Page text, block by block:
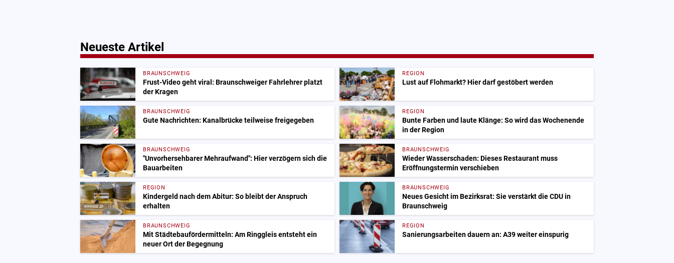
Neueste Artikel
BRAUNSCHWEIG
Frust-Video geht viral: Braunschweiger Fahrlehrer platzt
der Kragen
REGION
Lust auf Flohmarkt? Hier darf gestöbert werden
BRAUNSCHWEIG
Gute Nachrichten: Kanalbrücke teilweise freigegeben
REGION
Bunte Farben und laute Klänge: So wird das Wochenende
in der Region
BRAUNSCHWEIG
"Unvorhersehbarer Mehraufwand": Hier verzögern sich die
Bauarbeiten
BRAUNSCHWEIG
Wieder Wasserschaden: Dieses Restaurant muss
Eröffnungstermin verschieben
REGION
Kindergeld nach dem Abitur: So bleibt der Anspruch
erhalten
BRAUNSCHWEIG
Neues Gesicht im Bezirksrat: Sie verstärkt die CDU in
Braunschweig
BRAUNSCHWEIG
Mit Städtebaufördermitteln: Am Ringgleis entsteht ein
neuer Ort der Begegnung
REGION
Sanierungsarbeiten dauern an: A39 weiter einspurig